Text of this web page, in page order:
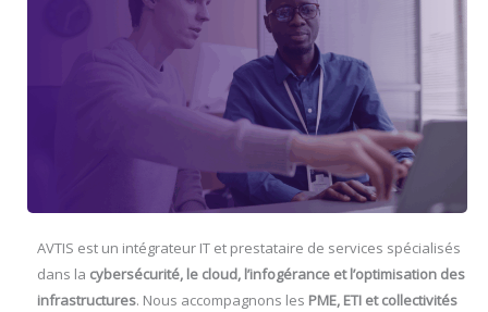
AVTIS est un intégrateur IT et prestataire de services spécialisés
dans la cybersécurité, le cloud, l’infogérance et l’optimisation des
infrastructures. Nous accompagnons les PME, ETI et collectivités